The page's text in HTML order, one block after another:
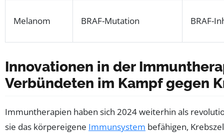
Melanom BRAF-Mutation BRAF-
Innovationen in der
Verbündeten im Kampf gegen
Immuntherapien haben sich 2024 weiterhin als
sie das körpereigene Immunsystem befähigen,